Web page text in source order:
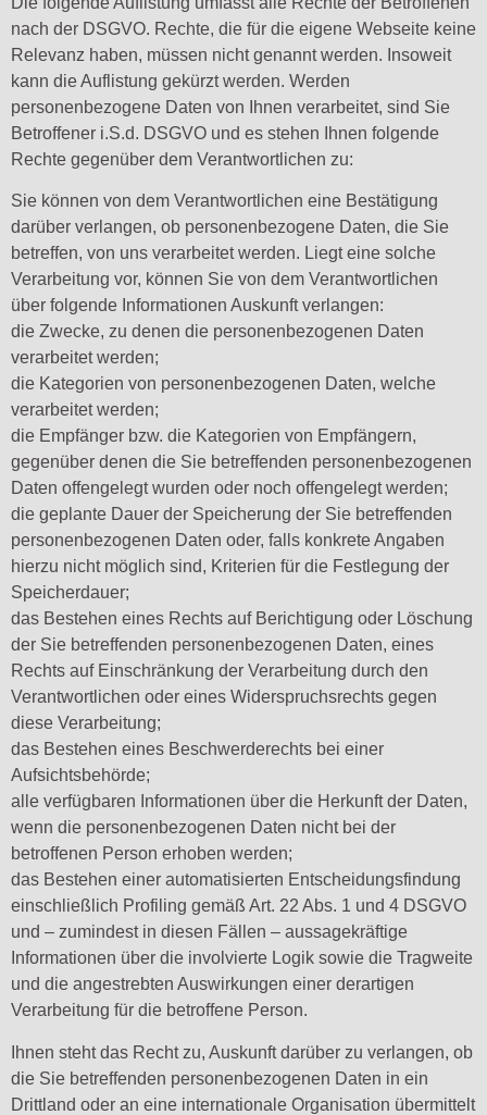
nach der DSGVO. Rechte, die für die eigene Webseite keine
Relevanz haben, müssen nicht genannt werden. Insoweit
kann die Auflistung gekürzt werden. Werden
personenbezogene Daten von Ihnen verarbeitet, sind Sie
Betroffener i.S.d. DSGVO und es stehen Ihnen folgende
Rechte gegenüber dem Verantwortlichen zu:
Sie können von dem Verantwortlichen eine Bestätigung
darüber verlangen, ob personenbezogene Daten, die Sie
betreffen, von uns verarbeitet werden. Liegt eine solche
Verarbeitung vor, können Sie von dem Verantwortlichen
über folgende Informationen Auskunft verlangen:
die Zwecke, zu denen die personenbezogenen Daten
verarbeitet werden;
die Kategorien von personenbezogenen Daten, welche
verarbeitet werden;
die Empfänger bzw. die Kategorien von Empfängern,
gegenüber denen die Sie betreffenden personenbezogenen
Daten offengelegt wurden oder noch offengelegt werden;
die geplante Dauer der Speicherung der Sie betreffenden
personenbezogenen Daten oder, falls konkrete Angaben
hierzu nicht möglich sind, Kriterien für die Festlegung der
Speicherdauer;
das Bestehen eines Rechts auf Berichtigung oder Löschung
der Sie betreffenden personenbezogenen Daten, eines
Rechts auf Einschränkung der Verarbeitung durch den
Verantwortlichen oder eines Widerspruchsrechts gegen
diese Verarbeitung;
das Bestehen eines Beschwerderechts bei einer
Aufsichtsbehörde;
alle verfügbaren Informationen über die Herkunft der Daten,
wenn die personenbezogenen Daten nicht bei der
betroffenen Person erhoben werden;
das Bestehen einer automatisierten Entscheidungsfindung
einschließlich Profiling gemäß Art. 22 Abs. 1 und 4 DSGVO
und – zumindest in diesen Fällen – aussagekräftige
Informationen über die involvierte Logik sowie die Tragweite
und die angestrebten Auswirkungen einer derartigen
Verarbeitung für die betroffene Person.
Ihnen steht das Recht zu, Auskunft darüber zu verlangen, ob
die Sie betreffenden personenbezogenen Daten in ein
Drittland oder an eine internationale Organisation übermittelt